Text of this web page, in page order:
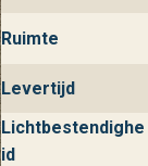
Ruimte
Levertijd
Lichtbestendighe
id